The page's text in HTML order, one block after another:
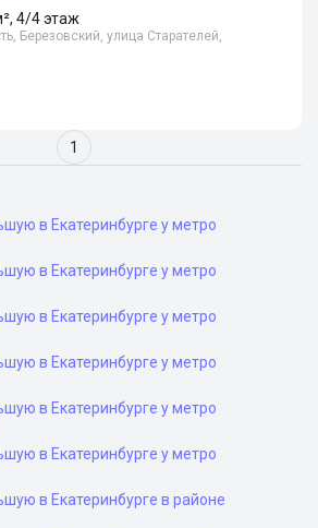
4/4 этаж
Березовский, улица Старателей,
1
в Екатеринбурге у метро
в Екатеринбурге у метро
в Екатеринбурге у метро
в Екатеринбурге у метро
в Екатеринбурге у метро
в Екатеринбурге у метро
в Екатеринбурге в районе